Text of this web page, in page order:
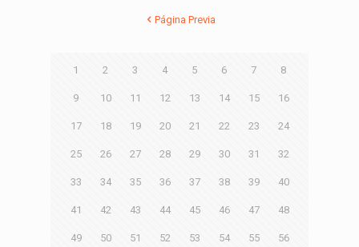
Página Previa
1 2 3 4 5 6 7 8
9 10 11 12 13 14 15 16
17 18 19 20 21 22 23 24
25 26 27 28 29 30 31 32
33 34 35 36 37 38 39 40
41 42 43 44 45 46 47 48
49 50 51 52 53 54 55 56